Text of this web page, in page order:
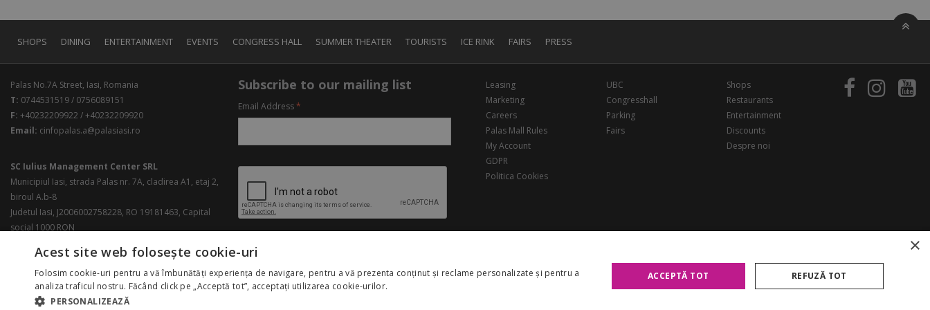
SHOPS DINING ENTERTAINMENT EVENTS CONGRESS HALL SUMMER THEATER TOURISTS ICE RINK FAIRS PRESS
Palas No.7A Street, Iasi, Romania
T: 0744531519 / 0756089151
F: +40232209922 / +40232209920
Email: cinfopalas.a@palasiasi.ro
SC Iulius Management Center SRL
Municipiul Iasi, strada Palas nr. 7A, cladirea A1, etaj 2,
biroul A.b-8
Judetul Iasi, J2006002758228, RO 19181463, Capital
social 1000 RON
Subscribe to our mailing list
Email Address*
Leasing
Marketing
Careers
Palas Mall Rules
My Account
GDPR
Politica Cookies
UBC
Congresshall
Parking
Fairs
Shops
Restaurants
Entertainment
Discounts
Despre noi
Copyright 2026 Palas Mall. All rights reserved.
×
Acest site web folosește cookie-uri
Folosim cookie-uri pentru a vă îmbunătăți experiența de navigare, pentru a vă prezenta conținut și reclame personalizate și pentru a
analiza traficul nostru. Făcând click pe „Acceptă tot”, acceptați utilizarea cookie-urilor.
PERSONALIZEAZĂ
ACCEPTĂ TOT REFUZĂ TOT